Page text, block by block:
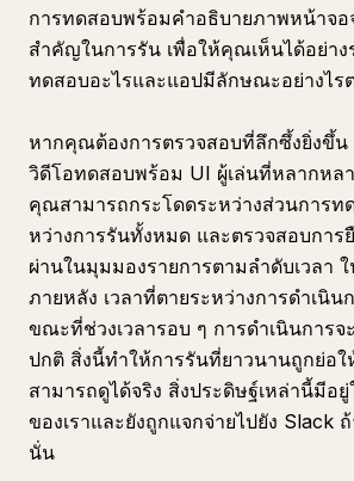
การทดสอบพร้อมคำอธิบายภาพหน้าจอ
สำคัญในการรัน เพื่อให้คุณเห็นได้อย่าง
ทดสอบอะไรและแอปมีลักษณะอย่างไร
หากคุณต้องการตรวจสอบที่ลึกซึ้งยิ่งขึ้น
วิดีโอทดสอบพร้อม UI ผู้เล่นที่หลากหล
คุณสามารถกระโดดระหว่างส่วนการท
หว่างการรันทั้งหมด และตรวจสอบกา
ผ่านในมุมมองรายการตามลำดับเวลา
ภายหลัง เวลาที่ตายระหว่างการดำเนิ
ขณะที่ช่วงเวลารอบ ๆ การดำเนินการจ
ปกติ สิ่งนี้ทำให้การรันที่ยาวนานถูกย่อ
สามารถดูได้จริง สิ่งประดิษฐ์เหล่านี้มีอยู่
ของเราและยังถูกแจกจ่ายไปยัง Slack
นั่น